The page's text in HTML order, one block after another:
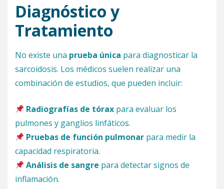
Diagnóstico y
Tratamiento
No existe una prueba única para diagnosticar la
sarcoidosis. Los médicos suelen realizar una
combinación de estudios, que pueden incluir:
Radiografías de tórax para evaluar los
pulmones y ganglios linfáticos.
Pruebas de función pulmonar para medir la
capacidad respiratoria.
Análisis de sangre para detectar signos de
inflamación.